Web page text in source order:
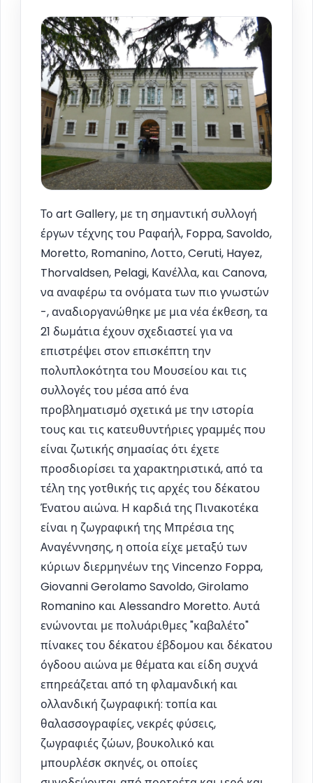
Το art Gallery, με τη σημαντική συλλογή
έργων τέχνης του Ραφαήλ, Foppa, Savoldo,
Moretto, Romanino, Λοττο, Ceruti, Hayez,
Thorvaldsen, Pelagi, Κανέλλα, και Canova,
να αναφέρω τα ονόματα των πιο γνωστών
-, αναδιοργανώθηκε με μια νέα έκθεση, τα
21 δωμάτια έχουν σχεδιαστεί για να
επιστρέψει στον επισκέπτη την
πολυπλοκότητα του Μουσείου και τις
συλλογές του μέσα από ένα
προβληματισμό σχετικά με την ιστορία
τους και τις κατευθυντήριες γραμμές που
είναι ζωτικής σημασίας ότι έχετε
προσδιορίσει τα χαρακτηριστικά, από τα
τέλη της γοτθικής τις αρχές του δέκατου
Ένατου αιώνα. Η καρδιά της Πινακοτέκα
είναι η ζωγραφική της Μπρέσια της
Αναγέννησης, η οποία είχε μεταξύ των
κύριων διερμηνέων της Vincenzo Foppa,
Giovanni Gerolamo Savoldo, Girolamo
Romanino και Alessandro Moretto. Αυτά
ενώνονται με πολυάριθμες "καβαλέτο"
πίνακες του δέκατου έβδομου και δέκατου
όγδοου αιώνα με θέματα και είδη συχνά
επηρεάζεται από τη φλαμανδική και
ολλανδική ζωγραφική: τοπία και
θαλασσογραφίες, νεκρές φύσεις,
ζωγραφιές ζώων, βουκολικό και
μπουρλέσκ σκηνές, οι οποίες